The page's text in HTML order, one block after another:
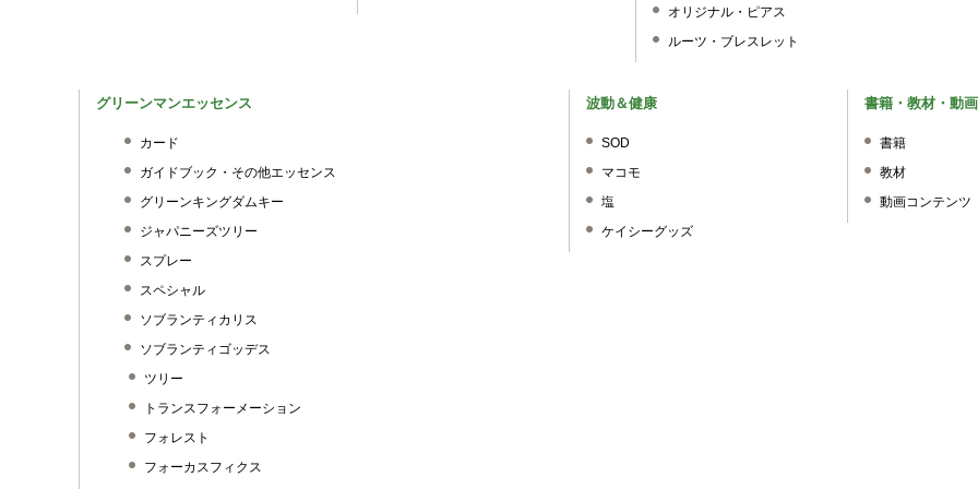
オリジナル・ピアス
ルーツ・ブレスレット
グリーンマンエッセンス
カード
ガイドブック・その他エッセンス
グリーンキングダムキー
ジャパニーズツリー
スプレー
スペシャル
ソブランティカリス
ソブランティゴッデス
ツリー
トランスフォーメーション
フォレスト
フォーカスフィクス
波動＆健康
SOD
マコモ
塩
ケイシーグッズ
書籍・教材・動
書籍
教材
動画コンテンツ